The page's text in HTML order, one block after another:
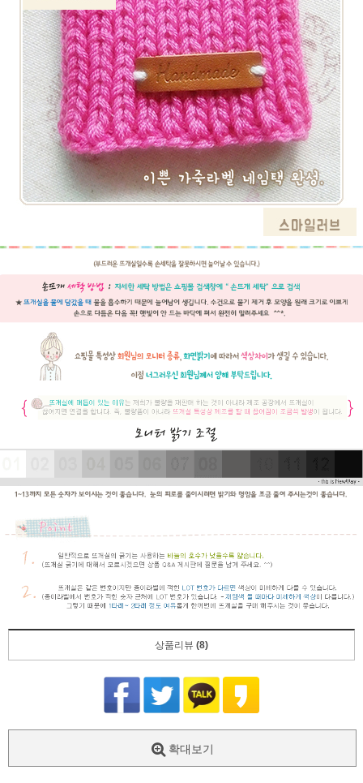
상품리뷰 (8)
확대보기